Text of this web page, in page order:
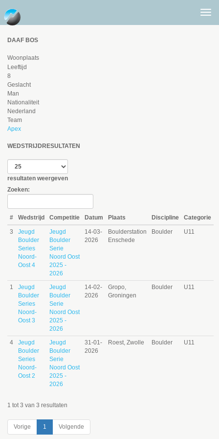
DAAF BOS
Woonplaats
Leeftijd
8
Geslacht
Man
Nationaliteit
Nederland
Team
Apex
WEDSTRIJDRESULTATEN
resultaten weergeven
Zoeken:
# Wedstrijd Competitie Datum Plaats Discipline Categorie
3
Jeugd
Boulder
Series
Noord-
Oost 4
Jeugd
Boulder
Serie
Noord Oost
2025 -
2026
14-03-
2026
Boulderstation
Enschede
Boulder U11
1
Jeugd
Boulder
Series
Noord-
Oost 3
Jeugd
Boulder
Serie
Noord Oost
2025 -
2026
14-02-
2026
Gropo,
Groningen
Boulder U11
4
Jeugd
Boulder
Series
Noord-
Oost 2
Jeugd
Boulder
Serie
Noord Oost
2025 -
2026
31-01-
2026
Roest, Zwolle Boulder U11
1 tot 3 van 3 resultaten
Vorige 1 Volgende